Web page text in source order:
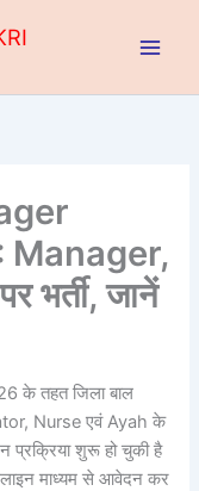
भर्ती, जानें
के तहत जिला बाल
Nurse एवं Ayah के
प्रक्रिया शुरू हो चुकी है
माध्यम से आवेदन कर